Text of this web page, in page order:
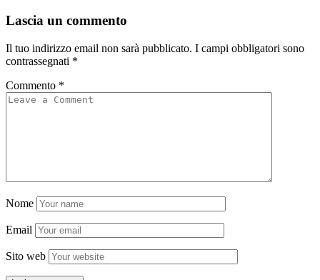
Lascia un commento
Il tuo indirizzo email non sarà pubblicato. I campi obbligatori sono
contrassegnati *
Commento *
Nome
Email
Sito web